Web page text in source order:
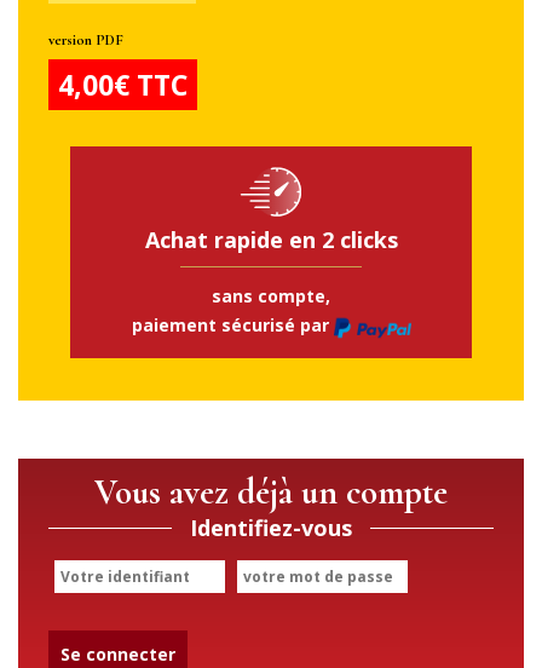
version PDF
4,00€ TTC
Achat rapide en 2 clicks
sans compte,
paiement sécurisé par
Vous avez déjà un compte
Identifiez-vous
Se connecter